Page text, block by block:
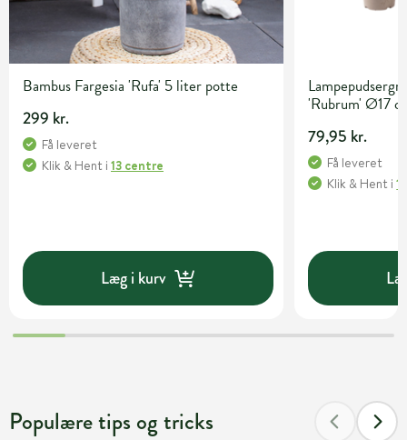
Bambus Fargesia 'Rufa' 5 liter potte
299 kr.
Få leveret
Klik & Hent i 13 centre
Læg i kurv
'Rubrum' Ø17
79,95 kr.
Få leveret
Klik & Hent i
Populære tips og tricks